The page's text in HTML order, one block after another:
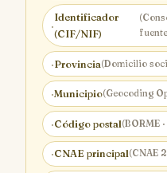
·
Identificador
(CIF/NIF)
·Provincia(Domicilio
·Municipio(Geocoding
·Código postal(BORME
·CNAE principal(CNAE